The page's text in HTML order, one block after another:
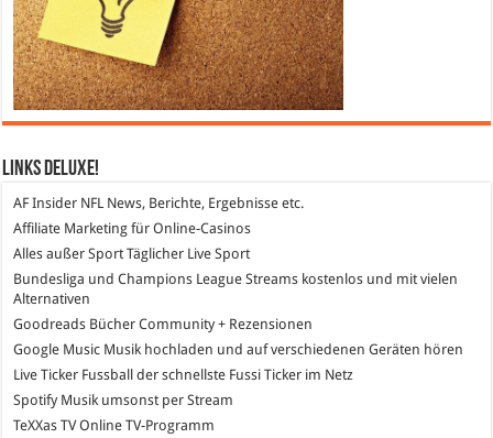
Links DeLuXe!
AF Insider NFL News, Berichte, Ergebnisse etc.
Affiliate Marketing für Online-Casinos
Alles außer SportTäglicher Live Sport
Bundesliga und Champions League Streams kostenlos und mit vielen
Alternativen
Goodreads Bücher Community + Rezensionen
Google Music Musik hochladen und auf verschiedenen Geräten hören
Live Ticker Fussball
der schnellste Fussi Ticker im Netz
SpotifyMusik umsonst per Stream
TeXXas TVOnline TV-Programm